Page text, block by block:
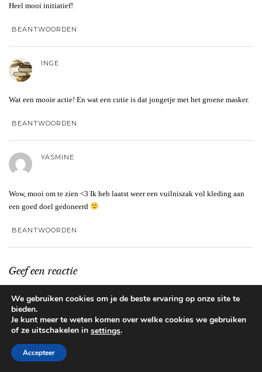
Heel mooi initiatief!
BEANTWOORDEN
INGE
Wat een mooie actie! En wat een cutie is dat jongetje met het groene masker.
BEANTWOORDEN
YASMINE
Wow, mooi om te zien <3 Ik heb laatst weer een vuilniszak vol kleding aan
een goed doel gedoneerd
BEANTWOORDEN
Geef een reactie
met
*
Reactie *
We gebruiken cookies om je de beste ervaring op onze site te
bieden.
Je kunt meer te weten komen over welke cookies we gebruiken
of ze uitschakelen in settings.
Accepteer